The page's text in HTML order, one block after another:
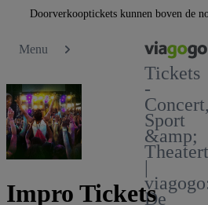
Doorverkooptickets kunnen boven de
Menu
Tickets
-
Concert,
Sport
&amp;
|
De
Impro Tickets